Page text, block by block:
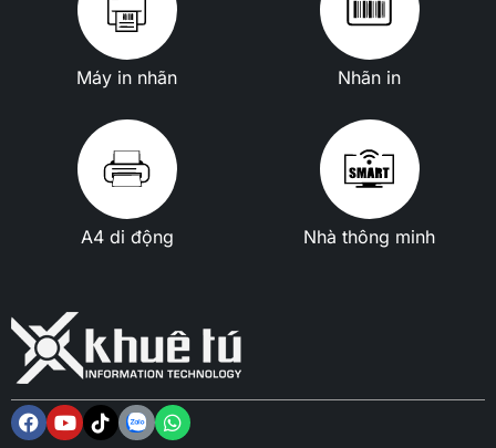
Máy in nhãn Nhãn in
A4 di động Nhà thông minh